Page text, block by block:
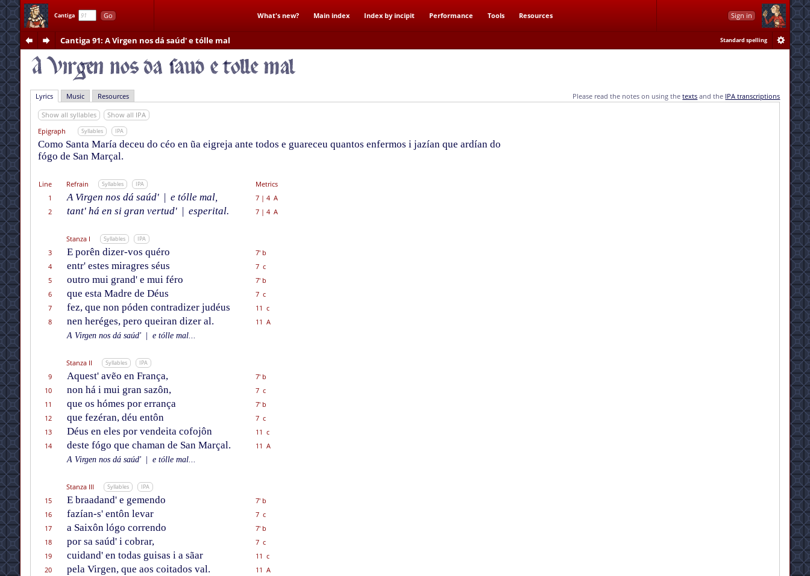
Cantiga Go What's new? Main index Index by incipit Performance Tools Resources Sign in
Cantiga 91: A Virgen nos dá saúd' e tólle mal Standard spelling
Lyrics Music Resources Please read the notes on using thetexts and the IPA transcriptions
Show all syllables
Show all IPA
Epigraph
Syllables IPA
Como Santa María deceu do céo en ũa eigreja ante todos e guareceu quantos enfermos i jazían que ardían do
fógo de San Marçal.
Line Refrain Syllables IPA
Metrics
1
A Virgen nos dá saúd' | e tólle mal, 7| 4 A
2
tant' há en si gran vertud' | esperital. 7| 4 A
Stanza I Syllables IPA
3 E porên dizer-vos quéro
7' b
4
entr' estes miragres séus
7 c
5
outro mui grand' e mui féro
7' b
6
que esta Madre de Déus
7 c
7
fez, que non póden contradizer judéus
11 c
8
nen heréges, pero queiran dizer al.
11 A
A Virgen nos dá saúd'
e tólle mal...
Stanza II Syllables IPA
9 Aquest' avẽo en França,
7' b
10
non há i mui gran sazôn,
7 c
11
que os hómes por errança
7' b
12
que fezéran, déu entôn
7 c
13
Déus en eles por vendeita cofojôn
11 c
14
deste fógo que chaman de San Marçal.
11 A
A Virgen nos dá saúd'
e tólle mal...
Stanza III Syllables IPA
15 E braadand' e gemendo
7' b
16
fazían-s' entôn levar
7 c
17
a Saixôn lógo correndo
7' b
18
por sa saúd' i cobrar,
7 c
19
cuidand' en todas guisas i a sãar
11 c
20
pela Virgen, que aos coitados val.
11 A